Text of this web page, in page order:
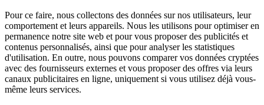
Pour ce faire, nous collectons des données sur nos utilisateurs, leur
comportement et leurs appareils. Nous les utilisons pour optimiser en
permanence notre site web et pour vous proposer des publicités et
contenus personnalisés, ainsi que pour analyser les statistiques
d'utilisation. En outre, nous pouvons comparer vos données cryptées
avec des fournisseurs externes et vous proposer des offres via leurs
canaux publicitaires en ligne, uniquement si vous utilisez déjà vous-
même leurs services.